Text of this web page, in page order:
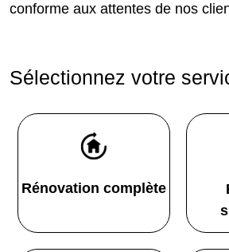
conforme aux attentes de nos
Sélectionnez votre
Rénovation complète